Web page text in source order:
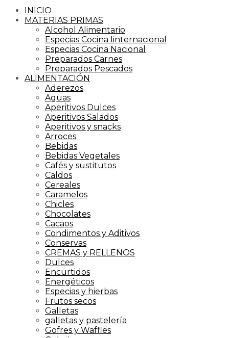
INICIO
MATERIAS PRIMAS
Alcohol Alimentario
Especias Cocina Iinternacional
Especias Cocina Nacional
Preparados Carnes
Preparados Pescados
ALIMENTACIÓN
Aderezos
Aguas
Aperitivos Dulces
Aperitivos Salados
Aperitivos y snacks
Arroces
Bebidas
Bebidas Vegetales
Cafés y sustitutos
Caldos
Cereales
Caramelos
Chicles
Chocolates
Cacaos
Condimentos y Aditivos
Conservas
CREMAS y RELLENOS
Dulces
Encurtidos
Energéticos
Especias y hierbas
Frutos secos
Galletas
galletas y pastelería
Gofres y Waffles